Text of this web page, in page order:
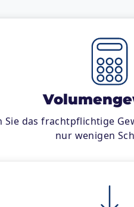
Sie das frachtpflichtige
nur wenigen